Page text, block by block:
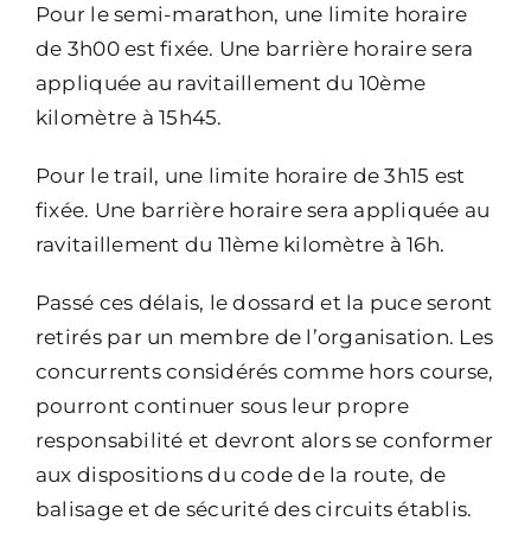
Pour le semi-marathon, une limite horaire
de 3h00 est fixée. Une barrière horaire sera
appliquée au ravitaillement du 10ème
kilomètre à 15h45.
Pour le trail, une limite horaire de 3h15 est
fixée. Une barrière horaire sera appliquée au
ravitaillement du 11ème kilomètre à 16h.
Passé ces délais, le dossard et la puce seront
retirés par un membre de l’organisation. Les
concurrents considérés comme hors course,
pourront continuer sous leur propre
responsabilité et devront alors se conformer
aux dispositions du code de la route, de
balisage et de sécurité des circuits établis.